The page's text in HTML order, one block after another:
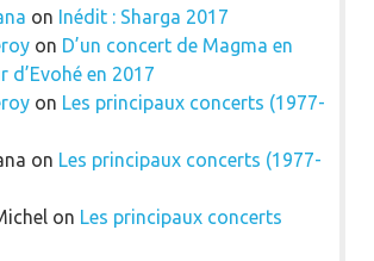
on Inédit : Sharga 2017
on D’un concert de Magma en
d’Evohé en 2017
on Les principaux concerts (1977-
on Les principaux concerts (1977-
on Les principaux concerts